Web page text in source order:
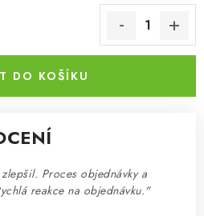
DO KOŠÍKU
Proces objednávky a
reakce na objednávku."